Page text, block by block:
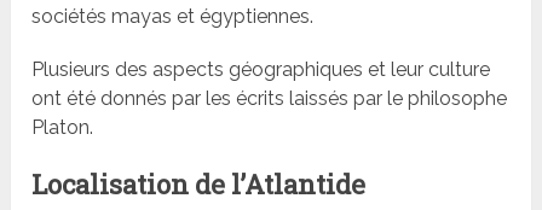
sociétés mayas et égyptiennes.
Plusieurs des aspects géographiques et leur culture
ont été donnés par les écrits laissés par le philosophe
Platon.
Localisation de l’Atlantide